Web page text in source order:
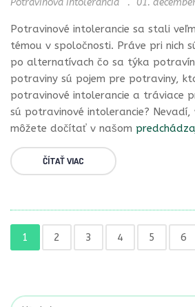
Potravinová intolerancia 01.
Potravinové intolerancie sa stali
témou v spoločnosti. Práve pri nich
po alternatívach čo sa týka
potraviny sú pojem pre potraviny,
potravinové intolerancie a tráviace
sú potravinové intolerancie? Nevadí,
môžete dočítať v našom
ČÍTAŤ VIAC
1 2 3 4 5 6